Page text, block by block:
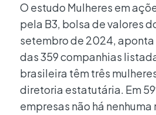
O estudo Mulheres em
pela B3, bolsa de valores
setembro de 2024, aponta
das 359 companhias
brasileira têm três
diretoria estatutária. Em
empresas não há